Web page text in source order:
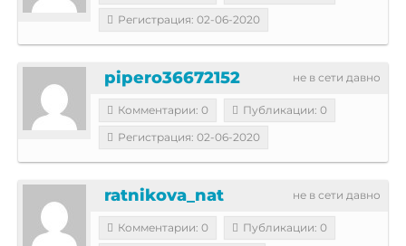
Регистрация: 02-06-2020
не в сети давно
pipero36672152
Комментарии: 0
Публикации: 0
Регистрация: 02-06-2020
не в сети давно
ratnikova_nat
Комментарии: 0
Публикации: 0